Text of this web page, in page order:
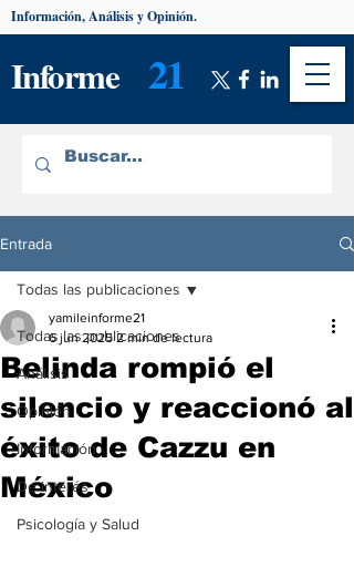
Informe 21
Información, Análisis y Opinión.
Entrada
Todas las publicaciones
Análisis
Opinión
Información
De interés
Psicología y Salud
Todas las publicaciones
Belinda rompió el
silencio y reaccionó al
éxito de Cazzu en
México
yamileinforme21
6 jun 2025 2 min de lectura